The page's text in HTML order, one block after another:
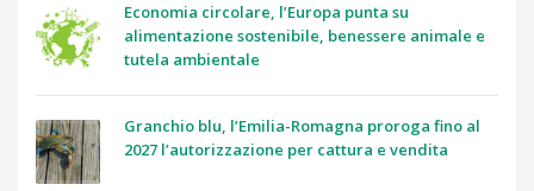
Economia circolare, l’Europa punta su
alimentazione sostenibile, benessere animale e
tutela ambientale
Granchio blu, l’Emilia-Romagna proroga fino al
2027 l’autorizzazione per cattura e vendita